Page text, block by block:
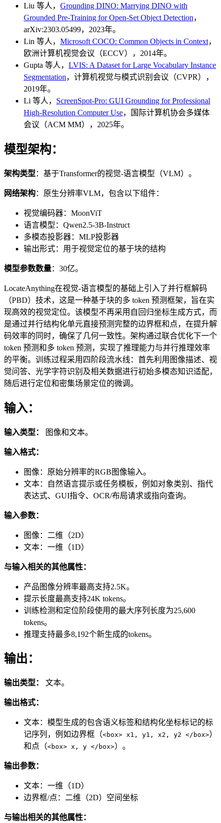
Liu 等人， Grounding DINO: Marrying DINO with
Grounded Pre-Training for Open-Set Object Detection，
arXiv:2303.05499，2023年。
Lin 等人， Microsoft COCO: Common Objects in Context，
欧洲计算机视觉会议（ECCV），2014年。
Gupta 等人， LVIS: A Dataset for Large Vocabulary Instance
Segmentation，计算机视觉与模式识别会议（CVPR），
2019年。
Li 等人， ScreenSpot-Pro: GUI Grounding for Professional
High-Resolution Computer Use，国际计算机协会多媒体
会议（ACM MM），2025年。
模型架构：
架构类型 ：基于Transformer的视觉-语言模型（VLM）。
网络架构：原生分辨率VLM，包含以下组件：
视觉编码器：MoonViT
语言模型：Qwen2.5-3B-Instruct
多模态投影器：MLP投影器
输出形式：用于视觉定位的基于块的结构
模型参数数量：30亿。
LocateAnything在视觉-语言模型的基础上引入了并行框解码
（PBD）技术，这是一种基于块的多 token 预测框架，旨在实
现高效的视觉定位。该模型不再采用自回归坐标生成方式，而
是通过并行结构化单元直接预测完整的边界框和点，在提升解
码效率的同时，确保了几何一致性。架构通过联合优化下一个
token 预测和多 token 预测，实现了推理能力与并行推理效率
的平衡。训练过程采用四阶段流水线：首先利用图像描述、视
觉问答、光学字符识别及相关数据进行初始多模态知识适配，
随后进行定位和密集场景定位的微调。
输入：
输入类型： 图像和文本。
输入格式：
图像：原始分辨率的RGB图像输入。
文本：自然语言提示或任务模板，例如对象类别、指代
表达式、GUI指令、OCR/布局请求或指向查询。
输入参数：
图像：二维（2D）
文本：一维（1D）
与输入相关的其他属性：
产品图像分辨率最高支持2.5K。
提示长度最高支持24K tokens。
训练检测和定位阶段使用的最大序列长度为25,600
tokens。
推理支持最多8,192个新生成的tokens。
输出：
输出类型： 文本。
输出格式：
文本：模型生成的包含语义标签和结构化坐标标记的标
记序列，例如边界框（<box> x1, y1, x2, y2 </box>）
和点（<box> x, y </box>）。
输出参数：
文本：一维（1D）
边界框/点：二维（2D）空间坐标
与输出相关的其他属性：